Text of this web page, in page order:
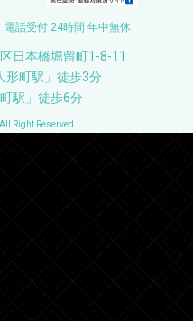
電話受付 24時間 年中無休
日本橋堀留町1-8-11
形町駅」徒歩3分
駅」徒歩6分
Right Reserved.